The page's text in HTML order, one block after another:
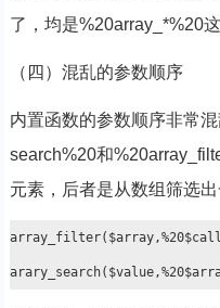
了，均是%20array_*%20
（四）混乱的参数顺序
内置函数的参数顺序非常
search%20和
元素，后者是从数组筛选